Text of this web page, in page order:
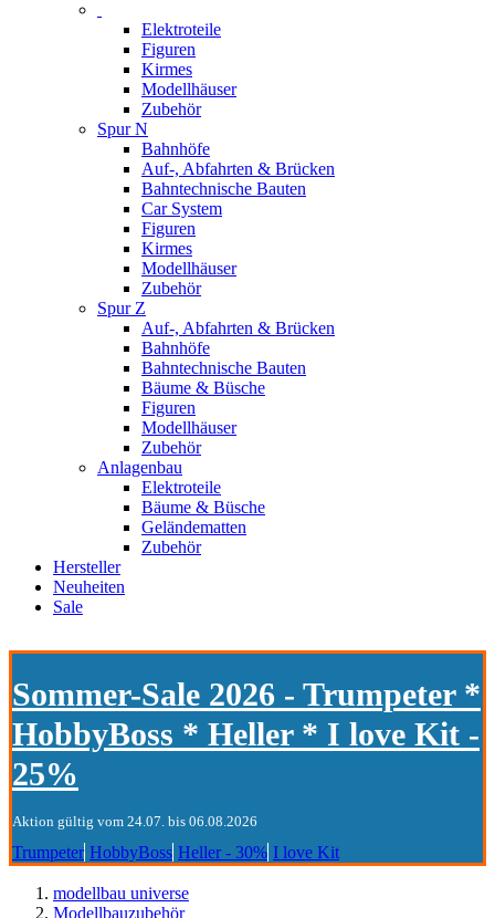
Elektroteile
Figuren
Kirmes
Modellhäuser
Zubehör
Spur N
Bahnhöfe
Auf-, Abfahrten & Brücken
Bahntechnische Bauten
Car System
Figuren
Kirmes
Modellhäuser
Zubehör
Spur Z
Auf-, Abfahrten & Brücken
Bahnhöfe
Bahntechnische Bauten
Bäume & Büsche
Figuren
Modellhäuser
Zubehör
Anlagenbau
Elektroteile
Bäume & Büsche
Geländematten
Zubehör
Hersteller
Neuheiten
Sale
Sommer-Sale 2026 - Trumpeter *
HobbyBoss * Heller * I love Kit -
25%
Aktion gültig vom 24.07. bis 06.08.2026
Trumpeter HobbyBoss Heller - 30% I love Kit
modellbau universe
Modellbauzubehör